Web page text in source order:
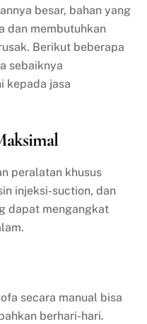
besar, bahan yang
dan membutuhkan
Berikut beberapa
sebaiknya
kepada jasa
peralatan khusus
injeksi-suction, dan
dapat mengangkat
secara manual bisa
berhari-hari.